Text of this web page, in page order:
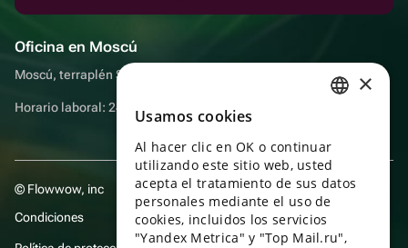
Oficina en Moscú
Moscú, terraplén Sadovnicheskaya, 9, sala 2/3
Horario laboral: 24 horas
© Flowwow, inc
Condiciones
ENGLISH
UKRAINIAN
PORTUGUESE
SPANISH
×
Usamos cookies
Al hacer clic en OK o continuar
utilizando este sitio web, usted
acepta el tratamiento de sus datos
personales mediante el uso de
cookies, incluidos los servicios
"Yandex Metrica" y "Top Mail.ru",